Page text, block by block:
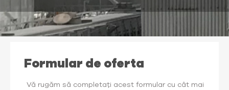
Formular de oferta
Vă rugăm să completați acest formular cu cât mai